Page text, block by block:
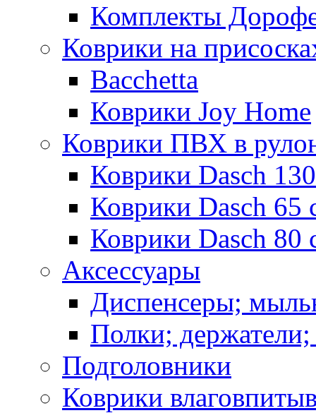
Комплекты
Коврики на
Bacchetta
Коврики Joy Home
Коврики ПВХ в
Коврики Dasch
Коврики Dasch 65
Коврики Dasch 80
Аксессуары
Диспенсеры;
Полки;
Подголовники
Коврики